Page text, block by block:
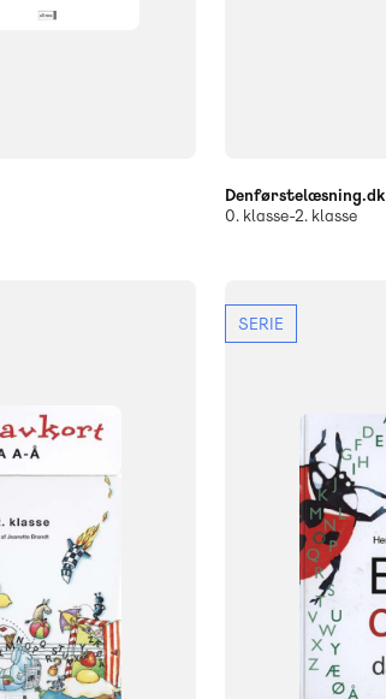
Denførstelæsning.dk
0. klasse-2. klasse
SERIE